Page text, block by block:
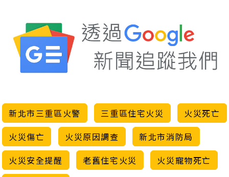
新北市三重區火警 三重區住宅火災
火災死亡
火災傷亡
火災原因調查
新北市消防局
火災安全提醒
老舊住宅火災
火災寵物死亡